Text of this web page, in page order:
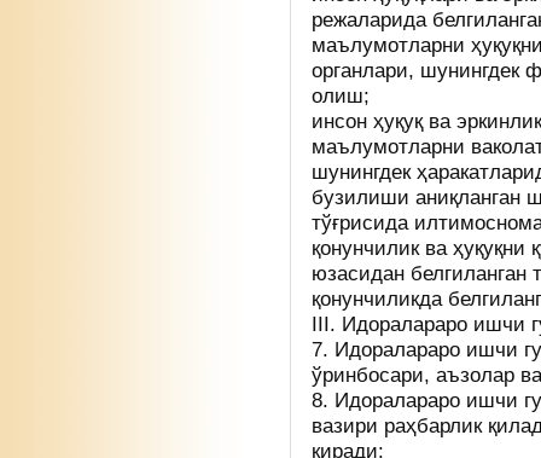
режаларида
маълумотларни
органлари, шунингдек
олиш;
инсон ҳуқуқ ва
маълумотларни
шунингдек
бузилиши аниқланган
тўғрисида
қонунчилик ва
юзасидан белгиланган
қонунчиликда
III. Идоралараро ишчи
7. Идоралараро ишчи
ўринбосари, аъзолар
8. Идоралараро ишчи
вазири раҳбарлик
киради: